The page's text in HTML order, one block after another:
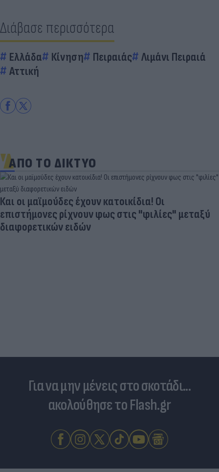
Διάβασε περισσότερα
Ελλάδα Κίνηση Πειραιάς
Λιμάνι Πειραιά
Αττική
ΑΠΟ ΤΟ ΔΙΚΤΥΟ
Για να μην μένεις στο σκοτάδι...
ακολούθησε το Flash.gr